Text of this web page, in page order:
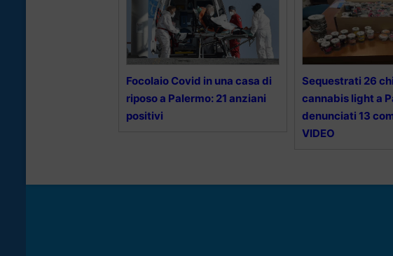
Focolaio Covid in una casa di
riposo a Palermo: 21 anziani
positivi
Sequestrati 26
cannabis light a
denunciati 13
VIDEO